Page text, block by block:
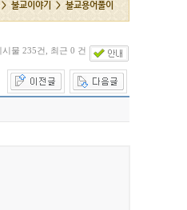
불교이야기 > 불교용어풀이
시물 235건, 최근 0 건